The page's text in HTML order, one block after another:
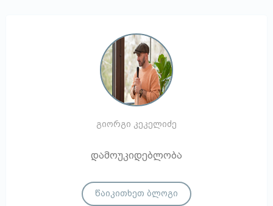
გიორგი კეკელიძე
დამოუკიდებლობა
წაიკითხეთ ბლოგი